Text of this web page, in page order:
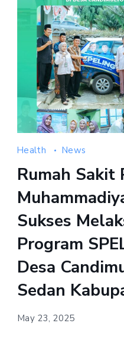
Health News
Rumah Sakit
Sukses
Program
Desa
Sedan
May 23, 2025